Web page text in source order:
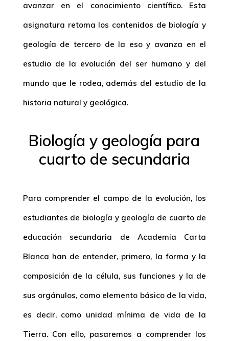
avanzar en el conocimiento científico. Esta
asignatura retoma los contenidos de biología y
geología de tercero de la eso y avanza en el
estudio de la evolución del ser humano y del
mundo que le rodea, además del estudio de la
historia natural y geológica.
Biología y geología para
cuarto de secundaria
Para comprender el campo de la evolución, los
estudiantes de biología y geología de cuarto de
educación secundaria de Academia Carta
Blanca han de entender, primero, la forma y la
composición de la célula, sus funciones y la de
sus orgánulos, como elemento básico de la vida,
es decir, como unidad mínima de vida de la
Tierra. Con ello, pasaremos a comprender los